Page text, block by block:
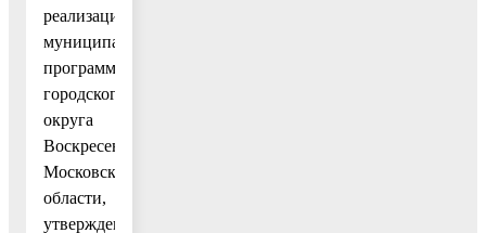
реализации
муниципальных
программ
городского
округа
Воскресенск
Московской
области,
утвержденным